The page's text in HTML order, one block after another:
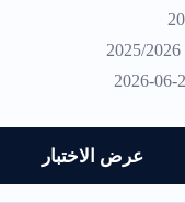
عرض الاختبار